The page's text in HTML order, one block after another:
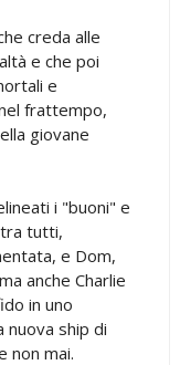
creda alle
e che poi
e
frattempo,
giovane
i "buoni" e
tra tutti,
e Dom,
anche Charlie
in uno
nuova ship di
non mai.